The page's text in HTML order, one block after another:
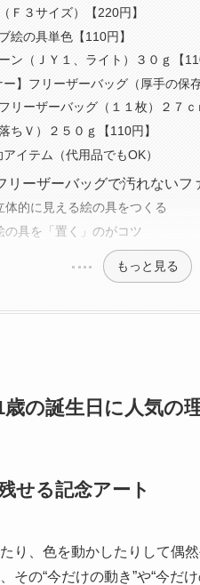
Ｆ３サイズ）【220円】
絵の具単色【110円】
ン（ＪＹ１、ライト）３０ｇ【
ー】フリーザーバッグ（厚手の保
リーザーバッグ（１１枚）２７ｃ
ちＶ）２５０ｇ【110円】
イテム（代用品でもOK）
リーザーバッグで汚れない
体的に見える絵の具をつくる
の具を「置く」のがコツ
もっと見る
の誕生日に人気の
せる記念アート
り、色を動かしたりして偶
の“今だけの動き”や“今だ